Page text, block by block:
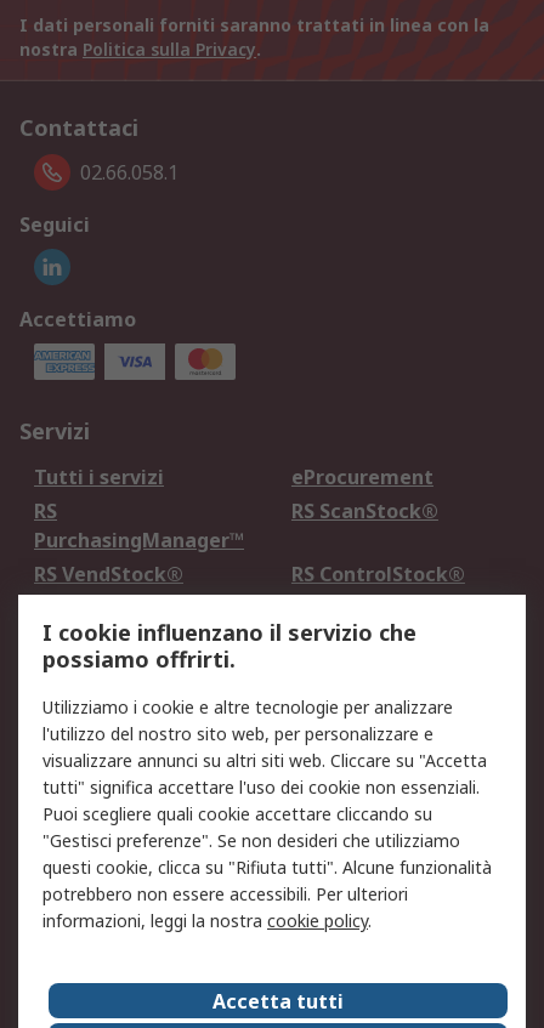
I dati personali forniti saranno trattati in linea con la
nostra Politica sulla Privacy.
Contattaci
02.66.058.1
Seguici
Accettiamo
Servizi
Tutti i servizi
eProcurement
RS
PurchasingManager™
RS ScanStock®
RS VendStock®
RS ControlStock®
Legale
Informativa Cookie
Informativa Privacy -
Aggiornata
Email Security
Termini d'uso
Condizioni di vendita
Condizioni generali di
servizio
Etica e responsabilità
Chi Siamo
Chi Siamo
Contattaci
Supporto
ESG
I cookie influenzano il servizio che
possiamo offrirti.
Utilizziamo i cookie e altre tecnologie per analizzare
l'utilizzo del nostro sito web, per personalizzare e
visualizzare annunci su altri siti web. Cliccare su "Accetta
tutti" significa accettare l'uso dei cookie non essenziali.
Puoi scegliere quali cookie accettare cliccando su
"Gestisci preferenze". Se non desideri che utilizziamo
questi cookie, clicca su "Rifiuta tutti". Alcune funzionalità
potrebbero non essere accessibili. Per ulteriori
informazioni, leggi la nostra cookie policy.
Accetta tutti